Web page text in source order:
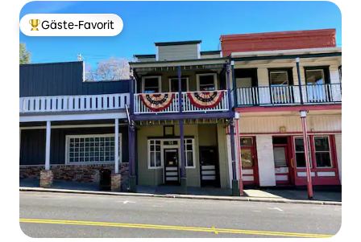
Beliebter Gäste-Favorit.
Gäste-Favorit